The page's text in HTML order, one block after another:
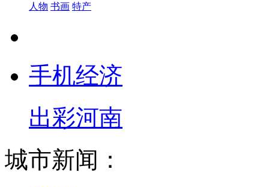
人物 书画 特产
手机经济
出彩河南
城市新闻：